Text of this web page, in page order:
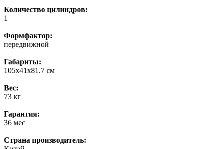
Количество цилиндров:
1
Формфактор:
передвижной
Габариты:
105x41x81.7 см
Вес:
73 кг
Гарантия:
36 мес
Страна производитель: